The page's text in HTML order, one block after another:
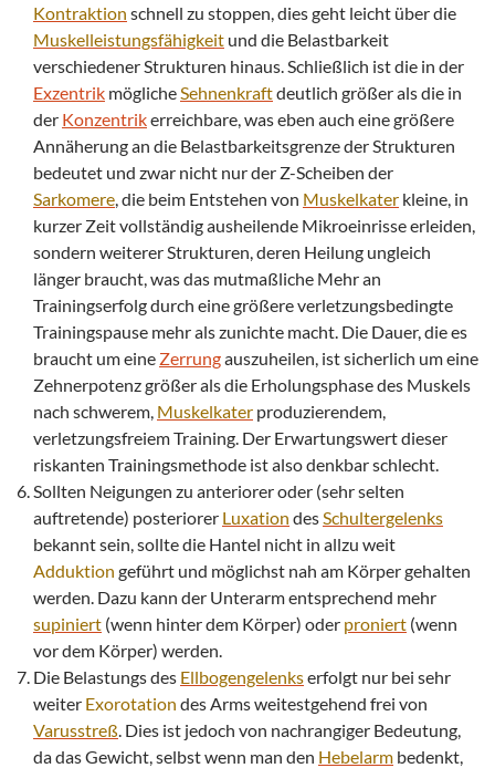
Kontraktion schnell zu stoppen, dies geht leicht über die
Muskelleistungsfähigkeit und die Belastbarkeit
verschiedener Strukturen hinaus. Schließlich ist die in der
Exzentrik mögliche Sehnenkraftdeutlich größer als die in
der Konzentrikerreichbare, was eben auch eine größere
Annäherung an die Belastbarkeitsgrenze der Strukturen
bedeutet und zwar nicht nur der Z-Scheiben der
Sarkomere , die beim Entstehen von Muskelkater kleine, in
kurzer Zeit vollständig ausheilende Mikroeinrisse erleiden,
sondern weiterer Strukturen, deren Heilung ungleich
länger braucht, was das mutmaßliche Mehr an
Trainingserfolg durch eine größere verletzungsbedingte
Trainingspause mehr als zunichte macht. Die Dauer, die es
braucht um eine Zerrungauszuheilen, ist sicherlich um eine
Zehnerpotenz größer als die Erholungsphase des Muskels
nach schwerem, Muskelkater produzierendem,
verletzungsfreiem Training. Der Erwartungswert dieser
riskanten Trainingsmethode ist also denkbar schlecht.
Sollten Neigungen zu anteriorer oder (sehr selten
auftretende) posteriorer Luxation des Schultergelenks
bekannt sein, sollte die Hantel nicht in allzu weit
Adduktion geführt und möglichst nah am Körper gehalten
werden. Dazu kann der Unterarm entsprechend mehr
supiniert (wenn hinter dem Körper) oder proniert (wenn
vor dem Körper) werden.
Die Belastungs des Ellbogengelenkserfolgt nur bei sehr
weiter Exorotation des Arms weitestgehend frei von
Varusstreß . Dies ist jedoch von nachrangiger Bedeutung,
da das Gewicht, selbst wenn man den Hebelarm bedenkt,